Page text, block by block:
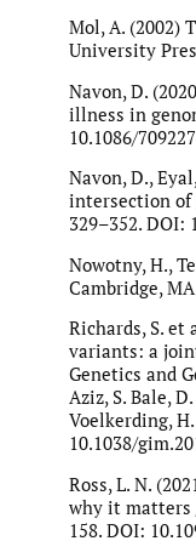
Mol, A. (2002)
University
Navon, D.
illness in
10.1086/709227
Navon, D.,
intersection of
329–352. DOI:
Nowotny, H.,
Cambridge,
Richards, S.
variants: a
Genetics and
Aziz, S. Bale,
Voelkerding,
10.1038/
Ross, L. N.
why it matters
158. DOI: